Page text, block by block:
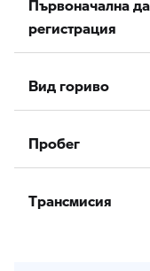
регистрация
Вид гориво
Пробег
Tрансмисия